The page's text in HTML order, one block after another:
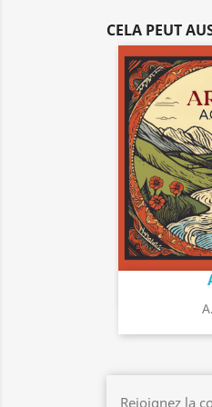
CELA PEUT
Rejoignez la